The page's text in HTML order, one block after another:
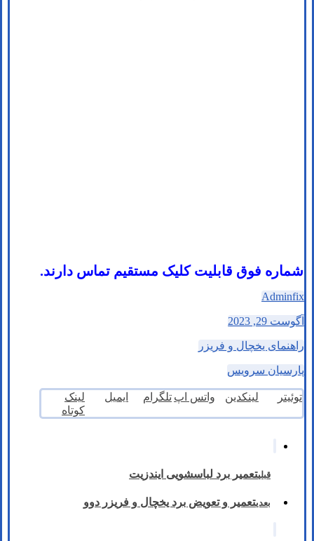
شماره فوق قابلیت کلیک مستقیم تماس دارند.
Adminfix
آگوست 29, 2023
راهنمای یخچال و فریزر
پارسیان سرویس
توئیتر لینکدین واتس اپ تلگرام ایمیل
لینک
کوتاه
قبلیتعمیر برد لباسشویی ایندزیت
بعدیتعمیر و تعویض برد یخچال و فریزر دوو